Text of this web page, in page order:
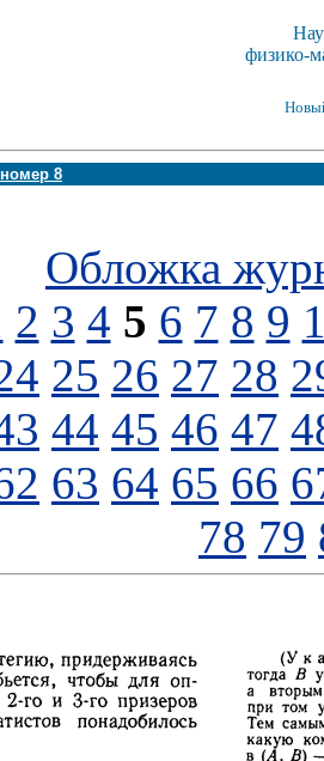
физико-
номер 8
Обложка
2 3 4 5 6 7 8 9
25 26 27 28
44 45 46 47
63 64 65 66
78 79